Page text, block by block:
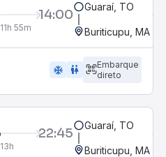
14:00
11h 55m
Guaraí, TO
Buriticupu, MA
ac_unit wc
Embarque
direto
22:45
13h
Guaraí, TO
Buriticupu, MA